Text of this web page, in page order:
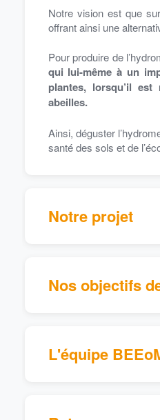
Notre vision est que
offrant ainsi une
Pour produire de
qui lui-même à un
plantes, lorsqu’il est
abeilles.
Ainsi, déguster
santé des sols et de
Notre projet
Nos objectifs
L'équipe